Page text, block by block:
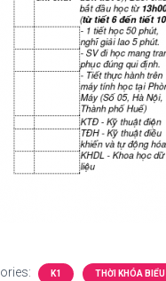
K1 THỜI KHÓA BIỂU